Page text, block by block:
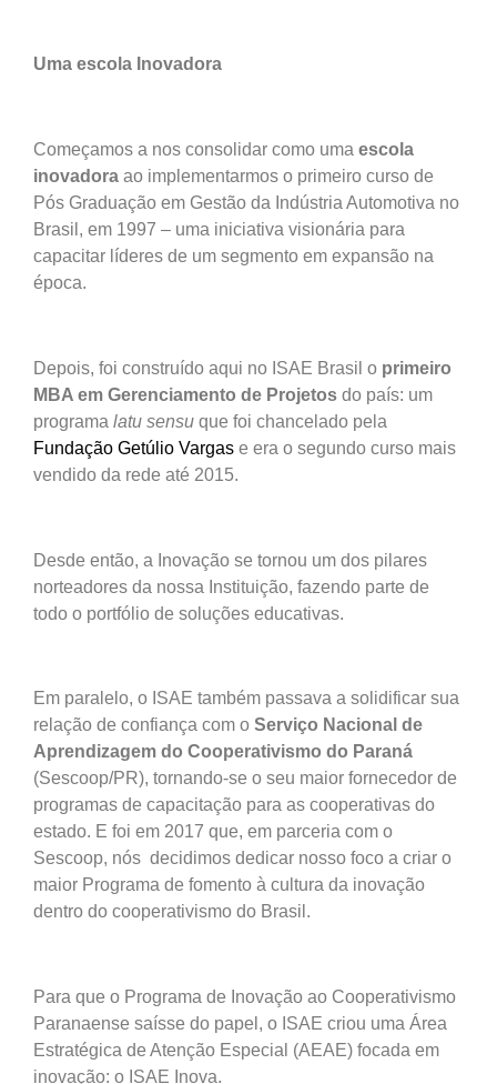
Uma escola Inovadora
Começamos a nos consolidar como uma escola
inovadora ao implementarmos o primeiro curso de
Pós Graduação em Gestão da Indústria Automotiva no
Brasil, em 1997 – uma iniciativa visionária para
capacitar líderes de um segmento em expansão na
época.
Depois, foi construído aqui no ISAE Brasil o primeiro
MBA em Gerenciamento de Projetos do país: um
programa latu sensu que foi chancelado pela
Fundação Getúlio Vargas e era o segundo curso mais
vendido da rede até 2015.
Desde então, a Inovação se tornou um dos pilares
norteadores da nossa Instituição, fazendo parte de
todo o portfólio de soluções educativas.
Em paralelo, o ISAE também passava a solidificar sua
relação de confiança com o Serviço Nacional de
Aprendizagem do Cooperativismo do Paraná
(Sescoop/PR), tornando-se o seu maior fornecedor de
programas de capacitação para as cooperativas do
estado. E foi em 2017 que, em parceria com o
Sescoop, nós decidimos dedicar nosso foco a criar o
maior Programa de fomento à cultura da inovação
dentro do cooperativismo do Brasil.
Para que o Programa de Inovação ao Cooperativismo
Paranaense saísse do papel, o ISAE criou uma Área
Estratégica de Atenção Especial (AEAE) focada em
inovação: o ISAE Inova.